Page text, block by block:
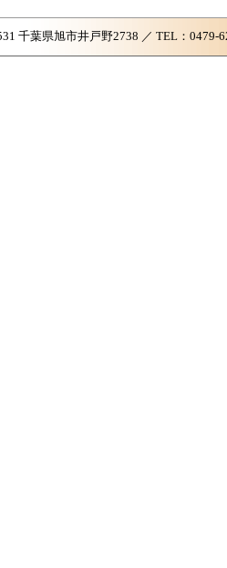
千葉県旭市井戸野2738 ／ TEL：0479-